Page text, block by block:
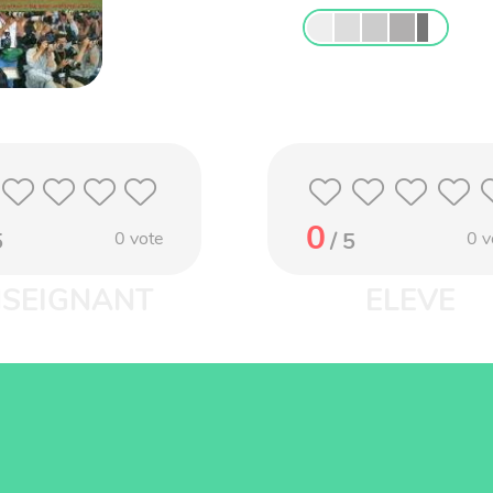
0 vote 0/ 5 0